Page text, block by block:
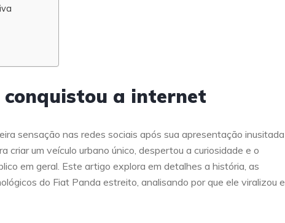
conquistou a internet
sensação nas redes sociais após sua apresentação inusitada
criar um veículo urbano único, despertou a curiosidade e o
em geral. Este artigo explora em detalhes a história, as
do Fiat Panda estreito, analisando por que ele viralizou e